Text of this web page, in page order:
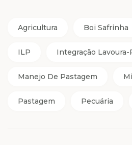
Agricultura Boi Safrinha
ILP Integração Lavoura-
Manejo De Pastagem
Pastagem Pecuária